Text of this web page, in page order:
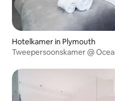
Hotelkamer in Plymouth
Tweepersoonskamer @